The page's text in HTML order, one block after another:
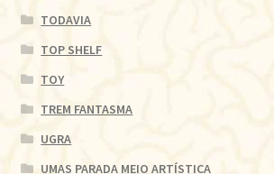
TODAVIA
TOP SHELF
TOY
TREM FANTASMA
UGRA
UMAS PARADA MEIO ARTÍSTICA